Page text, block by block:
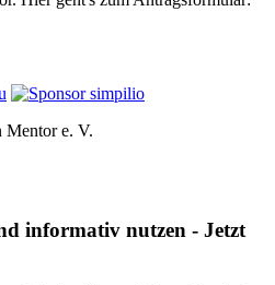
e. V.
informativ nutzen - Jetzt